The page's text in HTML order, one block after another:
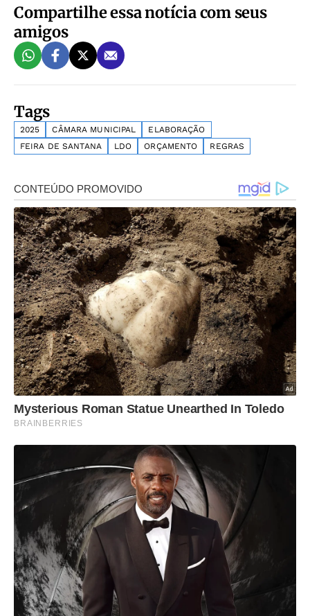
Compartilhe essa notícia com seus
amigos
Tags
2025 CÂMARA MUNICIPAL
ELABORAÇÃO
FEIRA DE SANTANA
LDO ORÇAMENTO REGRAS